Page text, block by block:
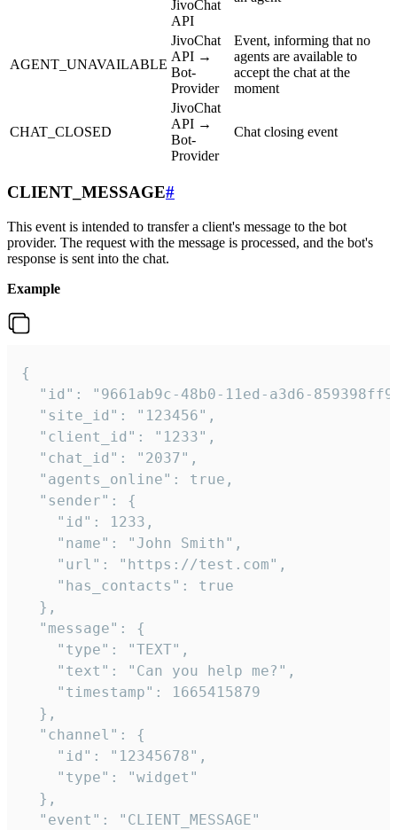
JivoChat
API
AGENT_UNAVAILABLE
JivoChat
API →
Bot-
Provider
Event, informing that no
agents are available to
accept the chat at the
moment
CHAT_CLOSED
JivoChat
API →
Bot-
Provider
Chat closing event
CLIENT_MESSAGE#
This event is intended to transfer a client's message to the bot
provider. The request with the message is processed, and the bot's
response is sent into the chat.
Example
{
"id": "9661ab9c-48b0-11ed-a3d6-
  "site_id": "123456",
  "client_id": "1233",
  "chat_id": "2037",
  "agents_online": true,
  "sender": {
    "id": 1233,
    "name": "John Smith",
    "url": "https://test.com",
    "has_contacts": true
  },
  "message": {
    "type": "TEXT",
    "text": "Can you help me?",
    "timestamp": 1665415879
  },
  "channel": {
    "id": "12345678",
    "type": "widget"
  },
  "event": "CLIENT_MESSAGE"